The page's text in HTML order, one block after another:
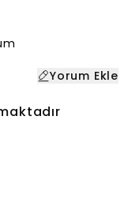
Yorum Ekle